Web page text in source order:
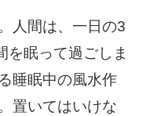
人間は、一日の3
を眠って過ごしま
睡眠中の風水作
置いてはいけな